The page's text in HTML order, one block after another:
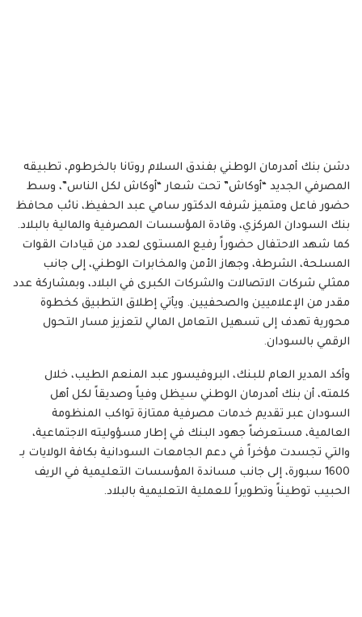
​دشن بنك أمدرمان الوطني بفندق السلام روتانا بالخرطوم، تطبيقه
المصرفي الجديد “أوكاش” تحت شعار “أوكاش لكل الناس”، وسط
حضور فاعل ومتميز شرفه الدكتور سامي عبد الحفيظ، نائب محافظ
بنك السودان المركزي، وقادة المؤسسات المصرفية والمالية بالبلاد.
كما شهد الاحتفال حضوراً رفيع المستوى لعدد من قيادات القوات
المسلحة، الشرطة، وجهاز الأمن والمخابرات الوطني، إلى جانب
ممثلي شركات الاتصالات والشركات الكبرى في البلاد، وبمشاركة عدد
مقدر من الإعلاميين والصحفيين. ويأتي إطلاق التطبيق كخطوة
محورية تهدف إلى تسهيل التعامل المالي لتعزيز مسار التحول
الرقمي بالسودان.
​وأكد المدير العام للبنك، البروفيسور عبد المنعم الطيب، خلال
كلمته، أن بنك أمدرمان الوطني سيظل وفياً وصديقاً لكل أهل
السودان عبر تقديم خدمات مصرفية ممتازة تواكب المنظومة
العالمية، مستعرضاً جهود البنك في إطار مسؤوليته الاجتماعية،
والتي تجسدت مؤخراً في دعم الجامعات السودانية بكافة الولايات بـ
1600 سبورة، إلى جانب مساندة المؤسسات التعليمية في الريف
الحبيب توطيناً وتطويراً للعملية التعليمية بالبلاد.